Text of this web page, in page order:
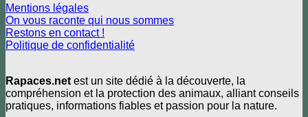
Mentions légales
On vous raconte qui nous sommes
Restons en contact !
Politique de confidentialité
Rapaces.net est un site dédié à la découverte, la
compréhension et la protection des animaux, alliant conseils
pratiques, informations fiables et passion pour la nature.